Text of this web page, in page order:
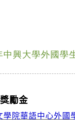
興大學外國學
勵金
學院華語中心外國